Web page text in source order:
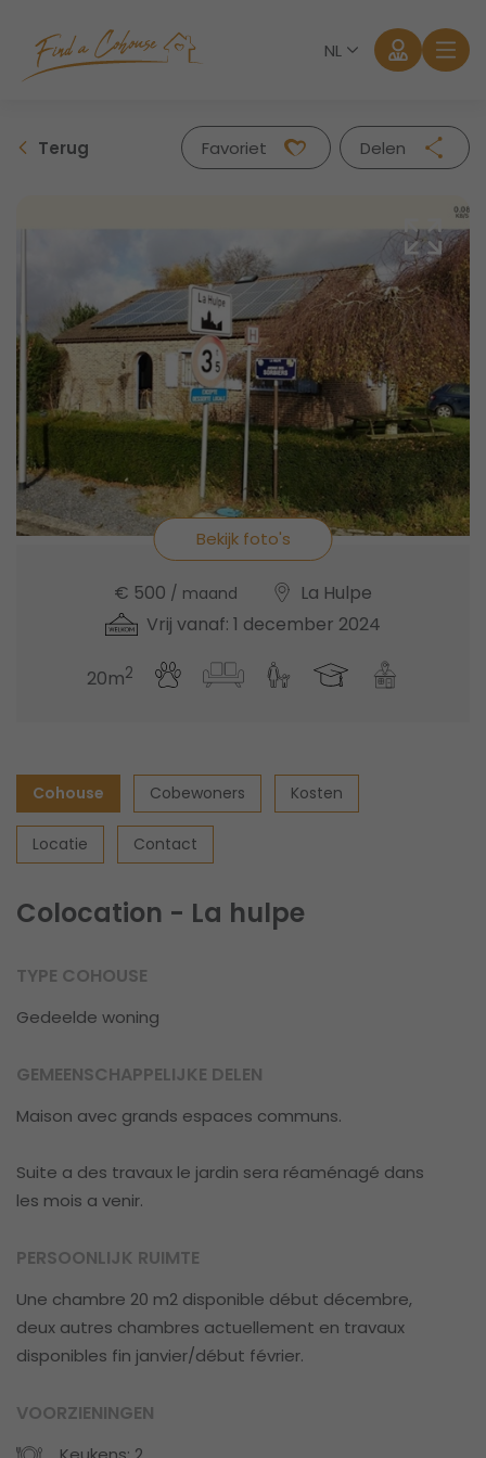
NL
Aanmelden
Wachtwoord vergeten?
Terug Favoriet
Delen
Whatsapp
Mail
Bekijk foto's
€ 500 / maand
La Hulpe
Vrij vanaf: 1 december 2024
20m2
Cohouse Cobewoners Kosten
Locatie Contact
Colocation - La hulpe
TYPE COHOUSE
Gedeelde woning
GEMEENSCHAPPELIJKE DELEN
Maison avec grands espaces communs.
Suite a des travaux le jardin sera réaménagé dans
les mois a venir.
PERSOONLIJK RUIMTE
Une chambre 20 m2 disponible début décembre,
deux autres chambres actuellement en travaux
disponibles fin janvier/début février.
VOORZIENINGEN